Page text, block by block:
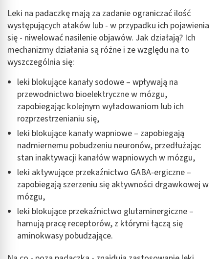
Leki na padaczkę mają za zadanie ograniczać ilość
występujących ataków lub - w przypadku ich pojawienia
się - niwelować nasilenie objawów. Jak działają? Ich
mechanizmy działania są różne i ze względu na to
wyszczególnia się:
leki blokujące kanały sodowe – wpływają na
przewodnictwo bioelektryczne w mózgu,
zapobiegając kolejnym wyładowaniom lub ich
rozprzestrzenianiu się,
leki blokujące kanały wapniowe – zapobiegają
nadmiernemu pobudzeniu neuronów, przedłużając
stan inaktywacji kanałów wapniowych w mózgu,
leki aktywujące przekaźnictwo GABA-ergiczne –
zapobiegają szerzeniu się aktywności drgawkowej w
mózgu,
leki blokujące przekaźnictwo glutaminergiczne –
hamują pracę receptorów, z którymi łączą się
aminokwasy pobudzające.